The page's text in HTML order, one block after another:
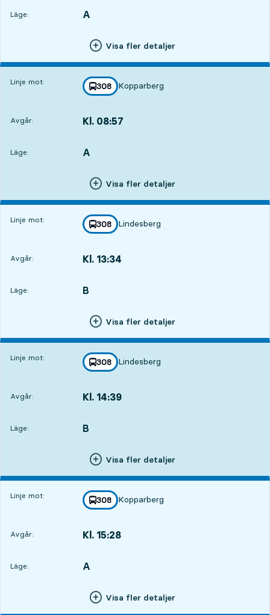
Läge:
LÄGE, A
,
Visa fler detaljer
Linje mot: linje
308
mot
Kopparberg
,
Avgår: Kl. 08:57
Läge:
LÄGE, A
,
Visa fler detaljer
Linje mot: linje
308
mot
Lindesberg
,
Avgår: Kl. 13:34
Läge:
LÄGE, B
,
Visa fler detaljer
Linje mot: linje
308
mot
Lindesberg
,
Avgår: Kl. 14:39
Läge:
LÄGE, B
,
Visa fler detaljer
Linje mot: linje
308
mot
Kopparberg
,
Avgår: Kl. 15:28
Läge:
LÄGE, A
,
Visa fler detaljer